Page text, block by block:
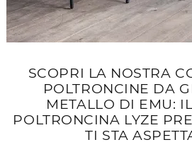
SCOPRI LA NOSTRA
POLTRONCINE DA
METALLO DI EMU:
POLTRONCINA LYZE
TI STA